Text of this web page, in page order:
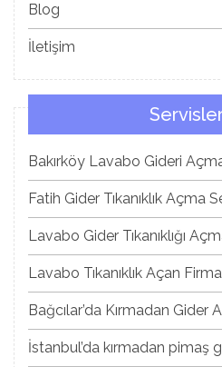
Blog
İletişim
Bakırköy Lavabo Gideri
Fatih Gider Tıkanıklık Açma
Lavabo Gider Tıkanıklığı
Lavabo Tıkanıklık Açan
Bağcılar’da Kırmadan Gider
İstanbul’da kırmadan pimaş